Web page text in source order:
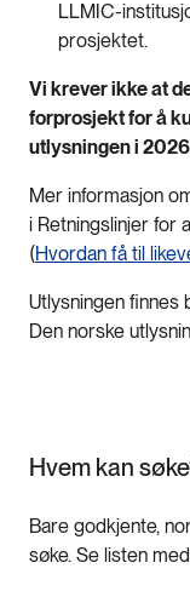
LLMIC-
prosjektet.
Vi krever ikke at
forprosjekt for å
utlysningen i
Mer informasjon
i Retningslinjer for
(Hvordan få til
Utlysningen finnes
Den norske
Hvem kan
Bare godkjente,
søke. Se listen med